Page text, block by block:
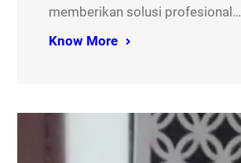
memberikan solusi profesional…
Know More